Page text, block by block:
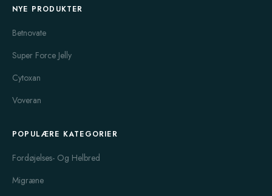
tarmlidelser. Det vigtigste er at tage medicinen som foreskrevet
for at opretholde en stabil tilstand og reducere symptomer som
lindre koliksmerter og fordøjelsesbesvær. Dette naturlige
behandlingsalternativ har vundet popularitet på grund af den
eller oppusthed.
Hvis du oplever pludselige og hyppige diarréanfald, kan
NYE PRODUKTER
Betnovate
Super Force Jelly
Cytoxan
Voveran
POPULÆRE KATEGORIER
Fordøjelses- Og Helbred
Migræne